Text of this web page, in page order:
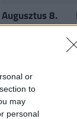
or
to
may
personal
Augusztus 8.
1 VÁSÁRLÁS
Most
vége egy